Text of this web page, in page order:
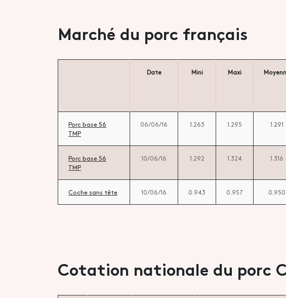
Marché du porc français
Date Mini Maxi
Porc base 56
TMP
06/06/16 1.263 1.295 1.291
Porc base 56
TMP
10/06/16 1.292 1.324 1.316
Coche sans tête 10/06/16 0.943 0.957 0.950
Cotation nationale du porc